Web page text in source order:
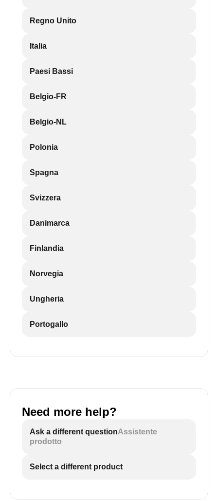
Regno Unito
Italia
Paesi Bassi
Belgio-FR
Belgio-NL
Polonia
Spagna
Svizzera
Danimarca
Finlandia
Norvegia
Ungheria
Portogallo
Need more help?
Ask a different questionAssistente
prodotto
Select a different product